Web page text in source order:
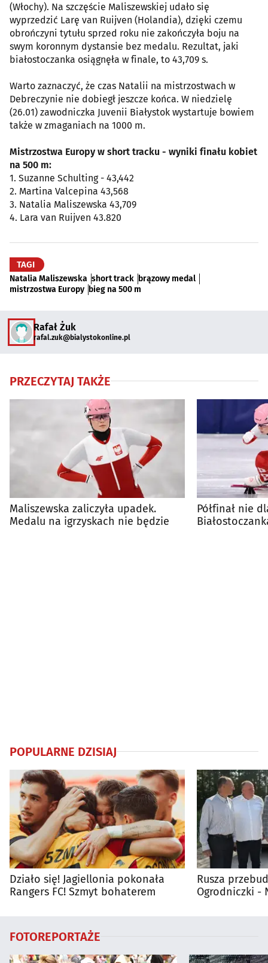
(Włochy). Na szczęście Maliszewskiej udało się
wyprzedzić Larę van Ruijven (Holandia), dzięki czemu
obrończyni tytułu sprzed roku nie zakończyła boju na
swym koronnym dystansie bez medalu. Rezultat, jaki
białostoczanka osiągnęła w finale, to 43,709 s.
Warto zaznaczyć, że czas Natalii na mistrzostwach w
Debreczynie nie dobiegł jeszcze końca. W niedzielę
(26.01) zawodniczka Juvenii Białystok wystartuje bowiem
także w zmaganiach na 1000 m.
Mistrzostwa Europy w short tracku - wyniki finału kobiet
na 500 m:
1. Suzanne Schulting - 43,442
2. Martina Valcepina 43,568
3. Natalia Maliszewska 43,709
4. Lara van Ruijven 43.820
TAGI
Natalia Maliszewska short track brązowy medal
mistrzostwa Europy bieg na 500 m
Rafał Żuk
rafal.zuk@bialystokonline.pl
PRZECZYTAJ TAKŻE
Maliszewska zaliczyła upadek.
Medalu na igrzyskach nie będzie
Półfinał nie
POPULARNE DZISIAJ
Działo się! Jagiellonia pokonała
Rangers FC! Szmyt bohaterem
Rusza
Ogrodniczki -
FOTOREPORTAŻE